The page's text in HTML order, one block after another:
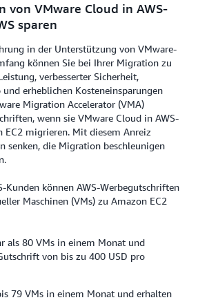
von VMware Cloud in AWS-
sparen
in der Unterstützung von VMware-
können Sie bei Ihrer Migration zu
verbesserter Sicherheit,
erheblichen Kosteneinsparungen
Migration Accelerator (VMA)
wenn sie VMware Cloud in AWS-
EC2 migrieren. Mit diesem Anreiz
senken, die Migration beschleunigen
Kunden können AWS-Werbegutschriften
Maschinen (VMs) zu Amazon EC2
als 80 VMs in einem Monat und
von bis zu 400 USD pro
79 VMs in einem Monat und erhalten